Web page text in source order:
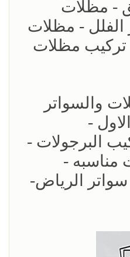
- مظلات
الفلل - مظلات
تركيب مظلات
والسواتر
-
- تركيب البرجولات -
-
الرياض-